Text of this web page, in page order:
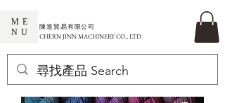
ME
NU
​陳進貿易有限公司
CHERN JINN MACHINERY CO., LTD.